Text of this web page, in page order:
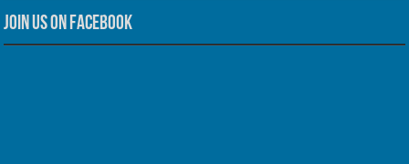
Join us on Facebook